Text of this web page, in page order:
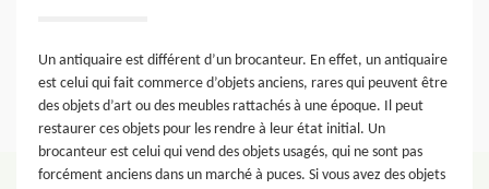
Un antiquaire est différent d’un brocanteur. En effet, un antiquaire
est celui qui fait commerce d’objets anciens, rares qui peuvent être
des objets d’art ou des meubles rattachés à une époque. Il peut
restaurer ces objets pour les rendre à leur état initial. Un
brocanteur est celui qui vend des objets usagés, qui ne sont pas
forcément anciens dans un marché à puces. Si vous avez des objets